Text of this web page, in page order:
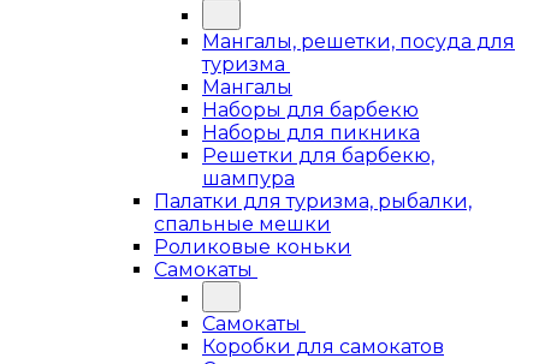
Мангалы, решетки, посуда для
туризма
Мангалы
Наборы для барбекю
Наборы для пикника
Решетки для барбекю,
шампура
Палатки для туризма, рыбалки,
спальные мешки
Роликовые коньки
Самокаты
Самокаты
Коробки для самокатов